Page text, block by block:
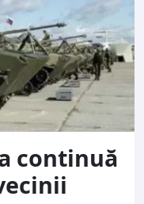
continuă